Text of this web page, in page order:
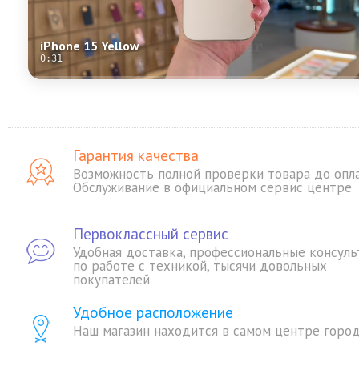
iPhone 15 Yellow
0:31
Гарантия качества
Возможность полной проверки товара до
Обслуживание в официальном сервис центре
Первоклассный сервис
Удобная доставка, профессиональные
по работе с техникой, тысячи довольных
покупателей
Удобное расположение
Наш магазин находится в самом центре